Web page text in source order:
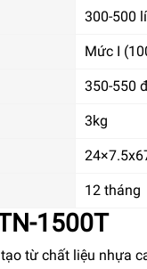
300-500
Mức I
350-550
3kg
12 tháng
1500T
từ chất liệu nhựa